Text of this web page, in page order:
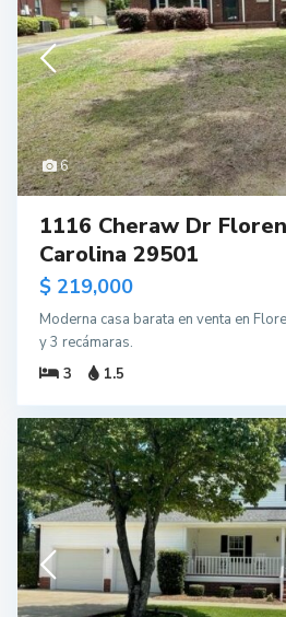
6
1116 Cheraw Dr
Carolina 29501
$ 219,000
Moderna casa barata en venta en
y 3 recámaras.
3
1.5